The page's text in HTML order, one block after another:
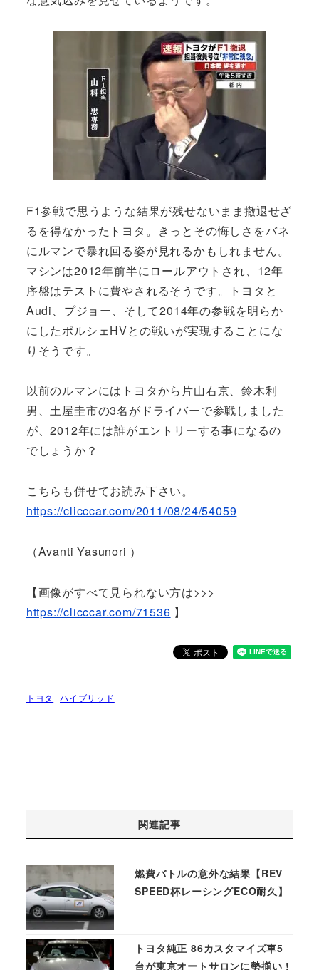
F1参戦で思うような結果が残せないまま撤退せざ
るを得なかったトヨタ。きっとその悔しさをバネ
にルマンで暴れ回る姿が見れるかもしれません。
マシンは2012年前半にロールアウトされ、12年
序盤はテストに費やされるそうです。トヨタと
Audi、プジョー、そして2014年の参戦を明らか
にしたポルシェHVとの戦いが実現することにな
りそうです。
以前のルマンにはトヨタから片山右京、鈴木利
男、土屋圭市の3名がドライバーで参戦しました
が、2012年には誰がエントリーする事になるの
でしょうか？
こちらも併せてお読み下さい。
https://clicccar.com/2011/08/24/54059
（Avanti Yasunori ）
【画像がすべて見られない方は>>>
https://clicccar.com/71536 】
トヨタ ハイブリッド
関連記事
燃費バトルの意外な結果【REV
SPEED杯レーシングECO耐久】
トヨタ純正 86カスタマイズ車5
台が東京オートサロンに勢揃い !